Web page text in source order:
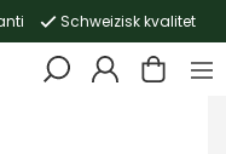
Schweizisk kvalitet